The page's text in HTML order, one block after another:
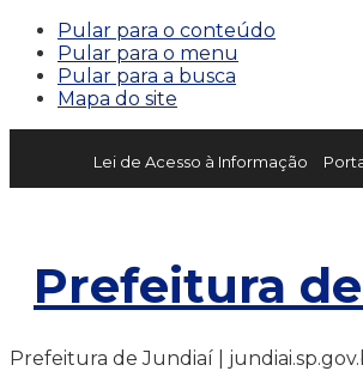
Pular para o conteúdo
Pular para o menu
Pular para a busca
Mapa do site
Lei de Acesso à Informação
Prefeitura
Prefeitura de Jundiaí |